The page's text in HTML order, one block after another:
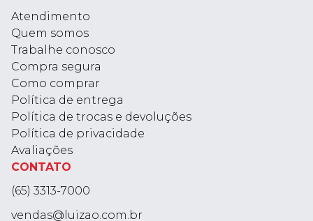
Atendimento
Quem somos
Trabalhe conosco
Compra segura
Como comprar
Política de entrega
Política de trocas e devoluções
Política de privacidade
Avaliações
CONTATO
(65) 3313-7000
vendas@luizao.com.br